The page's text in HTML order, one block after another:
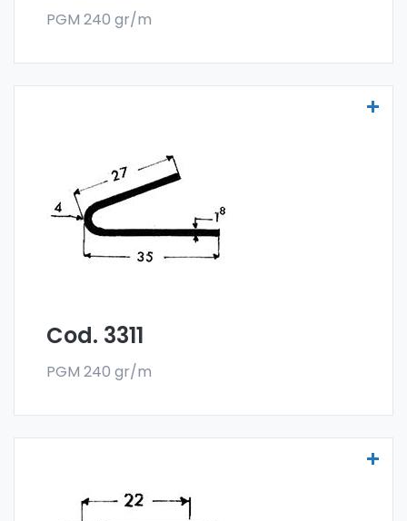
PGM 240 gr/m
Cod. 3311
PGM 240 gr/m
Die Scheibenprofile aus Aluminium werden
aus der Sonder-Legierung 6060 gefertigt
und werden im Stangenformat verkauft. Die
Mindestabnahme beträgt 300 kg.
Scheibenprofile Art. 3323